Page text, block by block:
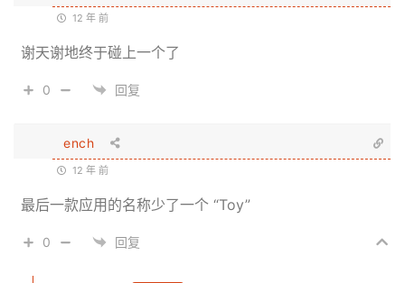
12 年 前
谢天谢地终于碰上一个了
0 回复
ench
12 年 前
最后一款应用的名称少了一个 “Toy”
0 回复